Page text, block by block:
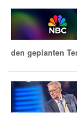
den geplanten